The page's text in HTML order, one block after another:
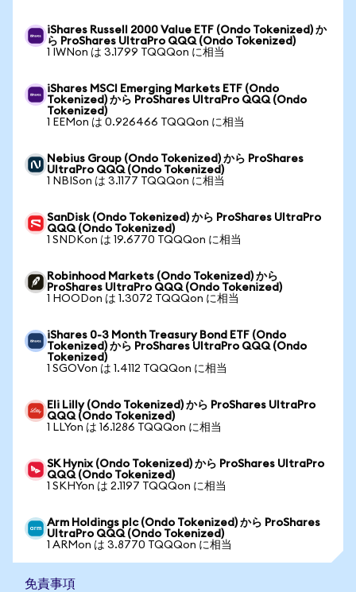
iShares Russell 2000 Value ETF (Ondo Tokenized) か
ら ProShares UltraPro QQQ (Ondo Tokenized)
1 IWNon は 3.1799 TQQQon に相当
iShares MSCI Emerging Markets ETF (Ondo
Tokenized) から ProShares UltraPro QQQ (Ondo
Tokenized)
1 EEMon は 0.926466 TQQQon に相当
Nebius Group (Ondo Tokenized) から ProShares
UltraPro QQQ (Ondo Tokenized)
1 NBISon は 3.1177 TQQQon に相当
SanDisk (Ondo Tokenized) から ProShares UltraPro
QQQ (Ondo Tokenized)
1 SNDKon は 19.6770 TQQQon に相当
Robinhood Markets (Ondo Tokenized) から
ProShares UltraPro QQQ (Ondo Tokenized)
1 HOODon は 1.3072 TQQQon に相当
iShares 0-3 Month Treasury Bond ETF (Ondo
Tokenized) から ProShares UltraPro QQQ (Ondo
Tokenized)
1 SGOVon は 1.4112 TQQQon に相当
Eli Lilly (Ondo Tokenized) から ProShares UltraPro
QQQ (Ondo Tokenized)
1 LLYon は 16.1286 TQQQon に相当
SK Hynix (Ondo Tokenized) から ProShares UltraPro
QQQ (Ondo Tokenized)
1 SKHYon は 2.1197 TQQQon に相当
Arm Holdings plc (Ondo Tokenized) から ProShares
UltraPro QQQ (Ondo Tokenized)
1 ARMon は 3.8770 TQQQon に相当
免責事項